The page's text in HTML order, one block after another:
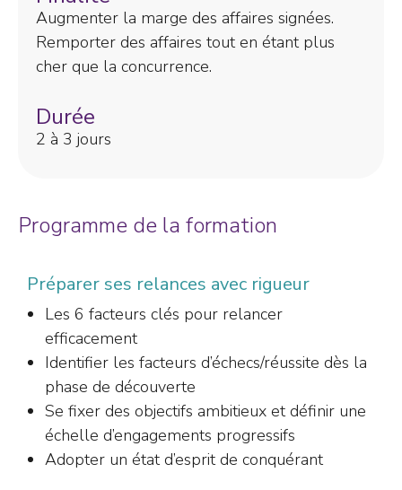
Augmenter la marge des affaires signées.
Remporter des affaires tout en étant plus
cher que la concurrence.
Durée
2 à 3 jours
Programme de la formation
Préparer ses relances avec rigueur
Les 6 facteurs clés pour relancer
efficacement
Identifier les facteurs d’échecs/réussite dès la
phase de découverte
Se fixer des objectifs ambitieux et définir une
échelle d’engagements progressifs
Adopter un état d’esprit de conquérant